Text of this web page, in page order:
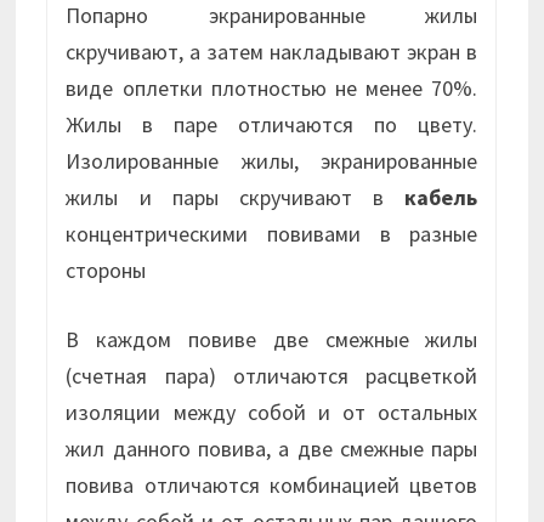
Попарно экранированные жилы
скручивают, а затем накладывают экран в
виде оплетки плотностью не менее 70%.
Жилы в паре отличаются по цвету.
Изолированные жилы, экранированные
жилы и пары скручивают в кабель
концентрическими повивами в разные
стороны
В каждом повиве две смежные жилы
(счетная пара) отличаются расцветкой
изоляции между собой и от остальных
жил данного повива, а две смежные пары
повива отличаются комбинацией цветов